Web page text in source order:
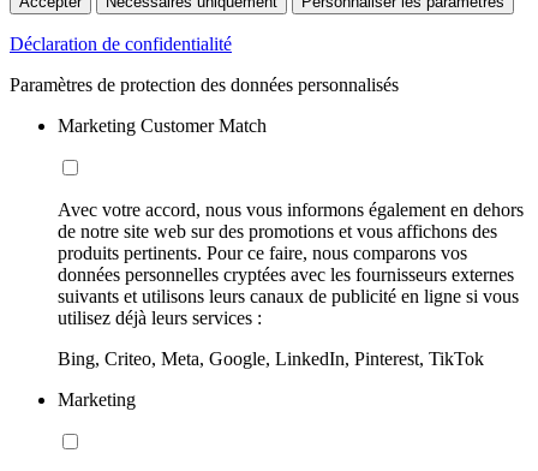
Déclaration de confidentialité
Paramètres de protection des données personnalisés
Marketing Customer Match
Avec votre accord, nous vous informons également en dehors
de notre site web sur des promotions et vous affichons des
produits pertinents. Pour ce faire, nous comparons vos
données personnelles cryptées avec les fournisseurs externes
suivants et utilisons leurs canaux de publicité en ligne si vous
utilisez déjà leurs services :
Bing, Criteo, Meta, Google, LinkedIn, Pinterest, TikTok
Marketing